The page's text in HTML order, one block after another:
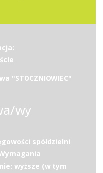
"STOCZNIOWIEC"
wy
spółdzielni
wyższe (w tym